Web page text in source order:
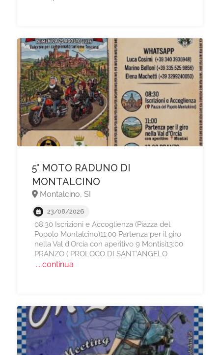
5° MOTO RADUNO DI
MONTALCINO
Montalcino, SI
23/08/2026
08:30 Iscrizioni e Accoglienza (Piazza del
Popolo Montalcino)11:00 Partenza per il giro
nella Val d'Orcia con aperitivo 9 Montisi13:00
PRANZO ( PROLOCO DI SANT'ANGELO
... continua